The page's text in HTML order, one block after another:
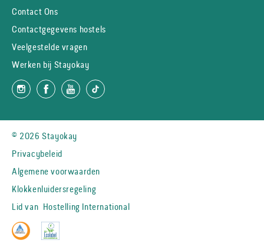
Contact Ons
Contactgegevens hostels
Veelgestelde vragen
Werken bij Stayokay
© 2026 Stayokay
Privacybeleid
Algemene voorwaarden
Klokkenluidersregeling
Lid van Hostelling International